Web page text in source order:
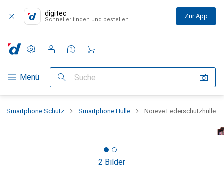
digitec
Schneller finden und bestellen Zur App
Navigation nach Kategorien
Menü Suche
Einstellungen
Kundenkonto
Vergleichslisten
Merklisten
Warenkorb
Smartphone Schutz Smartphone Hülle Noreve Lederschutzhülle
2 Bilder